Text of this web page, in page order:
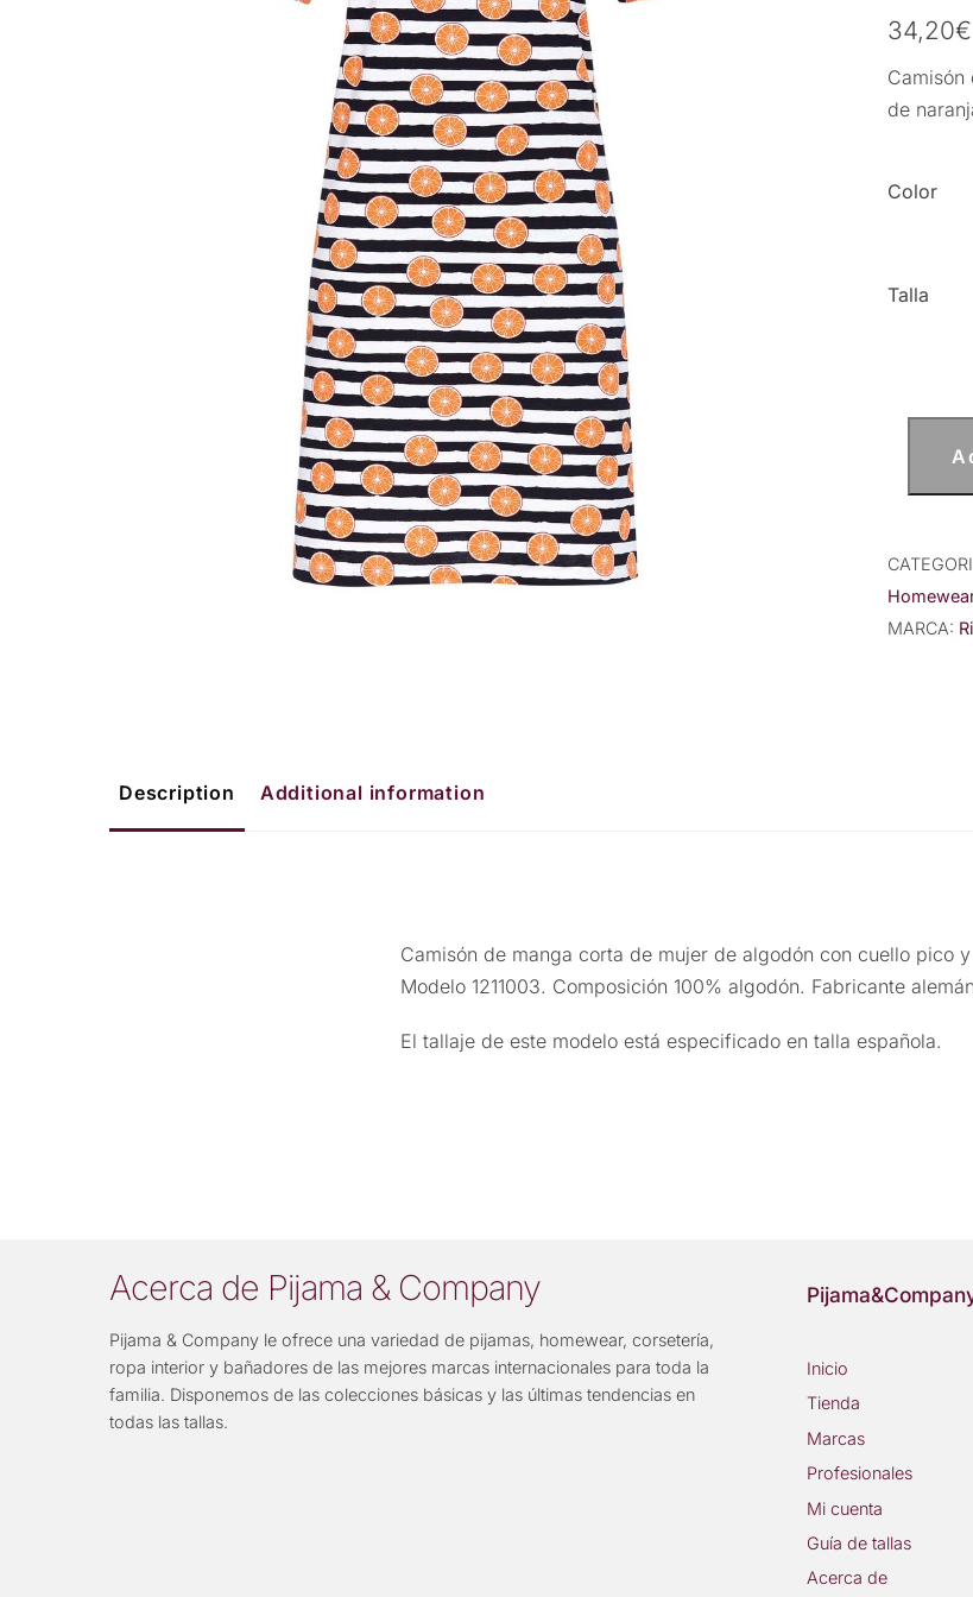
34,20€
de
Color
Talla
Camisón
de
corta
de
algodón
MARCA:
Description Additional information
Camisón de manga corta de mujer de algodón con cuello pico
Modelo 1211003. Composición 100% algodón. Fabricante
El tallaje de este modelo está especificado en talla española.
Acerca de Pijama & Company
Pijama & Company le ofrece una variedad de pijamas, homewear, corsetería,
ropa interior y bañadores de las mejores marcas internacionales para toda la
familia. Disponemos de las colecciones básicas y las últimas tendencias en
todas las tallas.
Inicio
Tienda
Marcas
Profesionales
Mi cuenta
Guía de tallas
Acerca de